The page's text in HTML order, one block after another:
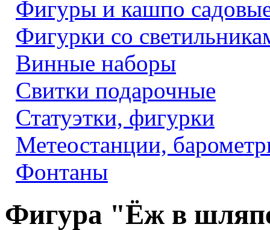
Фигуры и кашпо
Фигурки со
Винные наборы
Свитки подарочные
Статуэтки, фигурки
Метеостанции,
Фонтаны
Фигура "Ёж в